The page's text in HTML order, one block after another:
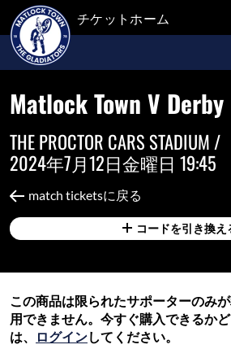
チケットホーム
Matlock Town V
THE PROCTOR CARS STADIUM /
2024年7月12日金曜日 19:45
match ticketsに戻る
コードを引き換え
この商品は限られたサポーターのみ
用できません。今すぐ購入できるか
は、
ログインしてください。